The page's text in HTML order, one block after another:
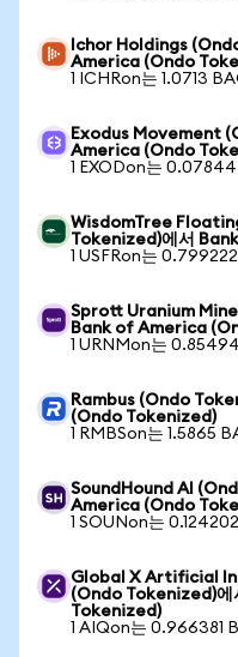
Ichor Holdings
America (Ondo
1 ICHRon는 1.0713
Exodus Movement
America (Ondo
1 EXODon는
WisdomTree
Tokenized)에서
1 USFRon는
Sprott Uranium
Bank of America
1 URNMon는
Rambus (Ondo
(Ondo Tokenized)
1 RMBSon는 1.5865
SoundHound AI
America (Ondo
1 SOUNon는
Global X Artificial
(Ondo Tokenized)
Tokenized)
1 AIQon는 0.966381